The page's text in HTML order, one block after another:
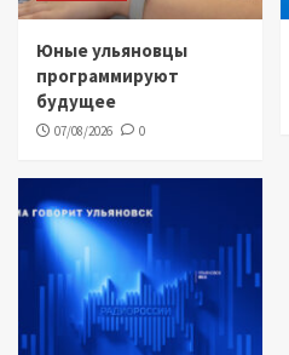
Юные ульяновцы
программируют
будущее
07/08/2026 0